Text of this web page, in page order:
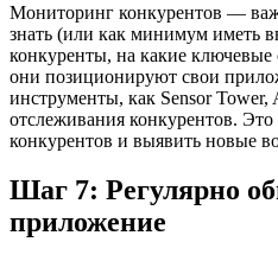
Мониторинг конкурентов —
знать (или как минимум иметь
конкуренты, на какие
они позиционируют свои
инструменты, как Sensor
отслеживания конкурентов.
конкурентов и выявить новые
Шаг 7: Регулярно
приложение